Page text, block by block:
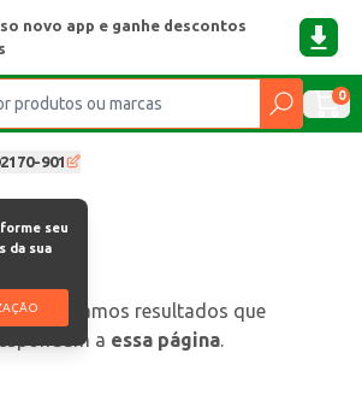
novo app e ganhe descontos
0
901
seu
da sua
encontramos resultados que
a essa página.